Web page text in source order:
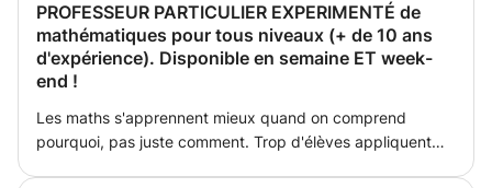
PROFESSEUR PARTICULIER EXPERIMENTÉ de
mathématiques pour tous niveaux (+ de 10 ans
d'expérience). Disponible en semaine ET week-
end !
Les maths s'apprennent mieux quand on comprend
pourquoi, pas juste comment. Trop d'élèves appliquent